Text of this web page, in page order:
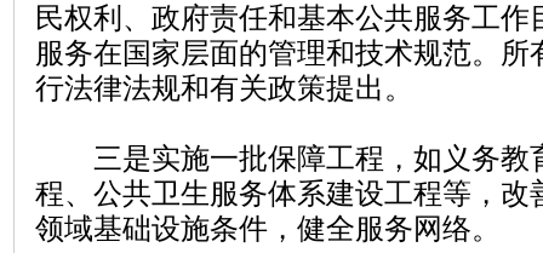
民权利、政府责任和基本公共服务工
服务在国家层面的管理和技术规范。所
行法律法规和有关政策提出。
三是实施一批保障工程，如义务教
程、公共卫生服务体系建设工程等，改
领域基础设施条件，健全服务网络。